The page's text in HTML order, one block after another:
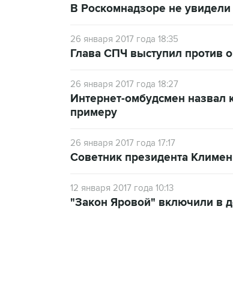
В Роскомнадзоре не
26 января 2017 года 18:35
Глава СПЧ выступил против
26 января 2017 года 18:27
Интернет-омбудсмен назвал
примеру
26 января 2017 года 17:17
Советник президента
12 января 2017 года 10:13
"Закон Яровой" включили в